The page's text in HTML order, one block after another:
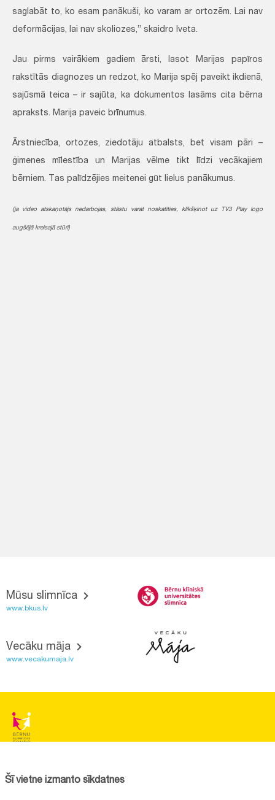
saglabāt to, ko esam panākuši, ko varam ar ortozēm. Lai nav
deformācijas, lai nav skoliozes,” skaidro Iveta.
Jau pirms vairākiem gadiem ārsti, lasot Marijas papīros
rakstītās diagnozes un redzot, ko Marija spēj paveikt ikdienā,
sajūsmā teica – ir sajūta, ka dokumentos lasāms cita bērna
apraksts. Marija paveic brīnumus.
Ārstniecība, ortozes, ziedotāju atbalsts, bet visam pāri –
ģimenes mīlestība un Marijas vēlme tikt līdzi vecākajiem
bērniem. Tas palīdzējies meitenei gūt lielus panākumus.
(ja video atskaņotājs nedarbojas, stāstu varat noskatīties, klikšķinot uz TV3 Play logo
augšējā kreisajā stūrī)
Mūsu slimnīca
www.bkus.lv
Vecāku māja
www.vecakumaja.lv
Reģistrācijas nr.:40008057120
Šī vietne izmanto sīkdatnes